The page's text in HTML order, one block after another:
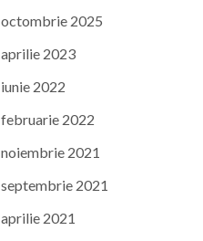
octombrie 2025
aprilie 2023
iunie 2022
februarie 2022
noiembrie 2021
septembrie 2021
aprilie 2021